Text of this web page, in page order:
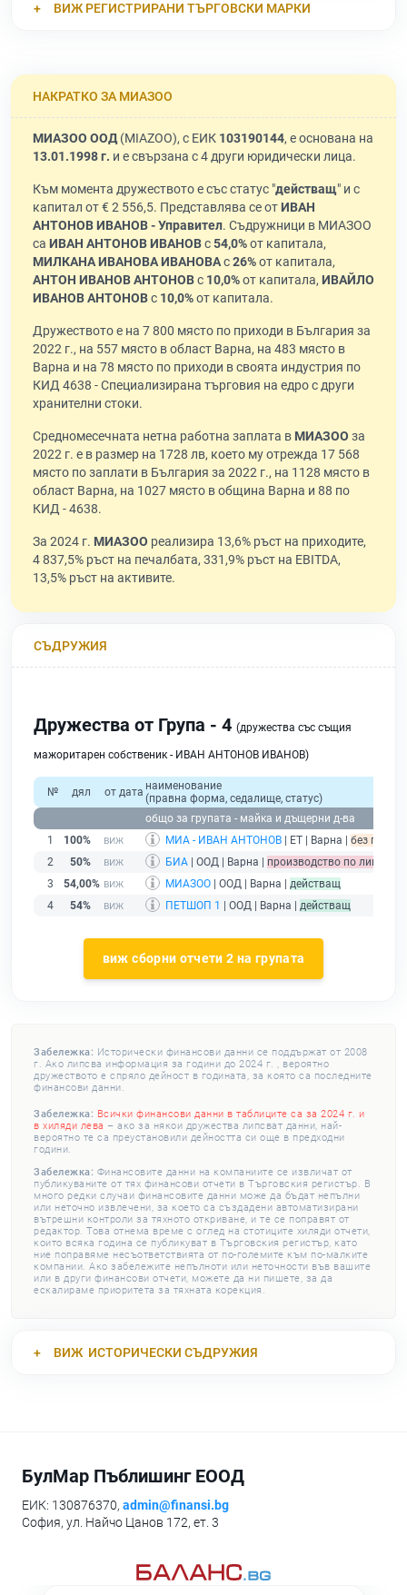
ВИЖ РЕГИСТРИРАНИ ТЪРГОВСКИ МАРКИ
НАКРАТКО ЗА МИАЗОО
МИАЗОО ООД(MIAZOO), с ЕИК 103190144, е основана на
13.01.1998 г. и е свързана с 4 други юридически лица.
Към момента дружеството е със статус "действащ" и с
капитал от € 2 556,5. Представлява се отИВАН
АНТОНОВ ИВАНОВ - Управител. Съдружници в МИАЗОО
са ИВАН АНТОНОВ ИВАНОВс54,0%от капитала,
МИЛКАНА ИВАНОВА ИВАНОВАс26%от капитала,
АНТОН ИВАНОВ АНТОНОВс 10,0%от капитала, ИВАЙЛО
ИВАНОВ АНТОНОВс 10,0%от капитала.
Дружеството е на 7 800 място по приходи в България за
2022 г., на 557 място в област Варна, на 483 място в
Варна и на 78 място по приходи в своята индустрия по
КИД 4638 - Специализирана търговия на едро с други
хранителни стоки.
Средномесечната нетна работна заплата в МИАЗОО за
2022 г. е в размер на 1728 лв, което му отрежда 17 568
място по заплати в България за 2022 г., на 1128 място в
област Варна, на 1027 място в община Варна и 88 по
КИД - 4638.
За 2024 г. МИАЗОО реализира 13,6% ръст на приходите,
4 837,5% ръст на печалбата, 331,9% ръст на EBITDA,
13,5% ръст на активите.
СЪДРУЖИЯ
Дружества от Група - 4 (дружества със същия
мажоритарен собственик - ИВАН АНТОНОВ ИВАНОВ)
№ дял от дата наименование
(правна форма, седалище, статус)
общо за групата - майка и дъщерни д-ва
1
100% МИА - ИВАН АНТОНОВ | ЕТ | Варна | без
2
50% БИА | ООД | Варна | производство по
3
54,00% МИАЗОО | ООД | Варна | действащ
4
54% ПЕТШОП 1 | ООД | Варна | действащ
виж сборни отчети 2 на групата
Забележка: Исторически финансови данни се поддържат от 2008
г. Ако липсва информация за години до 2024 г. , вероятно
дружеството е спряло дейност в годината, за която са последните
финансови данни.
Забележка: Всички финансови данни в таблиците са за 2024 г. и
в хиляди лева – ако за някои дружества липсват данни, най-
вероятно те са преустановили дейността си още в предходни
години.
Забележка: Финансовите данни на компаниите се извличат от
публикуваните от тях финансови отчети в Търговския регистър. В
много редки случаи финансовите данни може да бъдат непълни
или неточно извлечени, за което са създадени автоматизирани
вътрешни контроли за тяхното откриване, и те се поправят от
редактор. Това отнема време с оглед на стотиците хиляди отчети,
които всяка година се публикуват в Търговския регистър, като
ние поправяме несъответствията от по-големите към по-малките
компании. Ако забележите непълноти или неточности във вашите
или в други финансови отчети, можете да ни пишете, за да
ескалираме приоритета за тяхната корекция.
ВИЖ ИСТОРИЧЕСКИ СЪДРУЖИЯ
БулМар Пъблишинг ЕООД
ЕИК: 130876370, admin@finansi.bg
София, ул. Найчо Цанов 172, ет. 3